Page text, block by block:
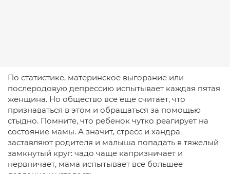
По статистике, материнское выгорание или
послеродовую депрессию испытывает каждая пятая
женщина. Но общество все еще считает, что
признаваться в этом и обращаться за помощью
стыдно. Помните, что ребенок чутко реагирует на
состояние мамы. А значит, стресс и хандра
заставляют родителя и малыша попадать в тяжелый
замкнутый круг: чадо чаще капризничает и
нервничает, мама испытывает все большее